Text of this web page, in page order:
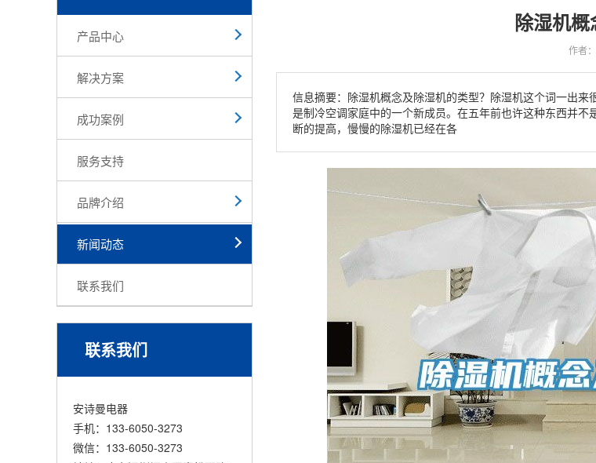
产品中心
解决方案
成功案例
服务支持
品牌介绍
新闻动态
联系我们
联系我们
安诗曼电器
手机：133-6050-3273
微信：133-6050-3273
除湿机概
作者
信息摘要：除湿机概念及除湿机的类型？除湿机这个词一出
是制冷空调家庭中的一个新成员。在五年前也许这种东西并
断的提高，慢慢的除湿机已经在各